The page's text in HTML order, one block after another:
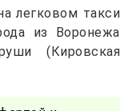
легковом такси
из Воронежа
(Кировская